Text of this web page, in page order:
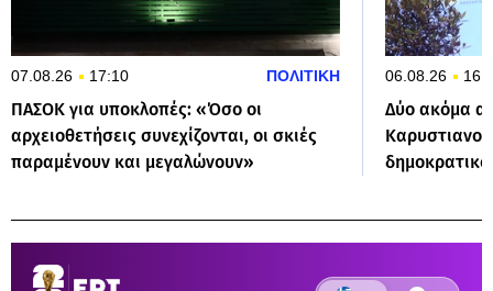
07.08.26 17:10 ΠΟΛΙΤΙΚΗ
ΠΑΣΟΚ για υποκλοπές: «Όσο οι
αρχειοθετήσεις συνεχίζονται, οι σκιές
παραμένουν και μεγαλώνουν»
06.08.26
Δύο ακόμα